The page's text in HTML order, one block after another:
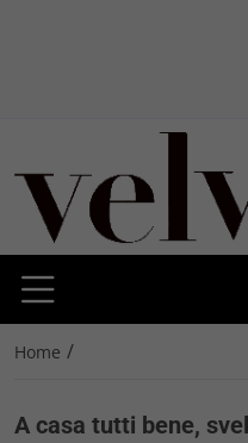
Home /
A casa tutti bene,